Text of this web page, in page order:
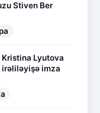
Stiven Ber
Kristina Lyutova
imza